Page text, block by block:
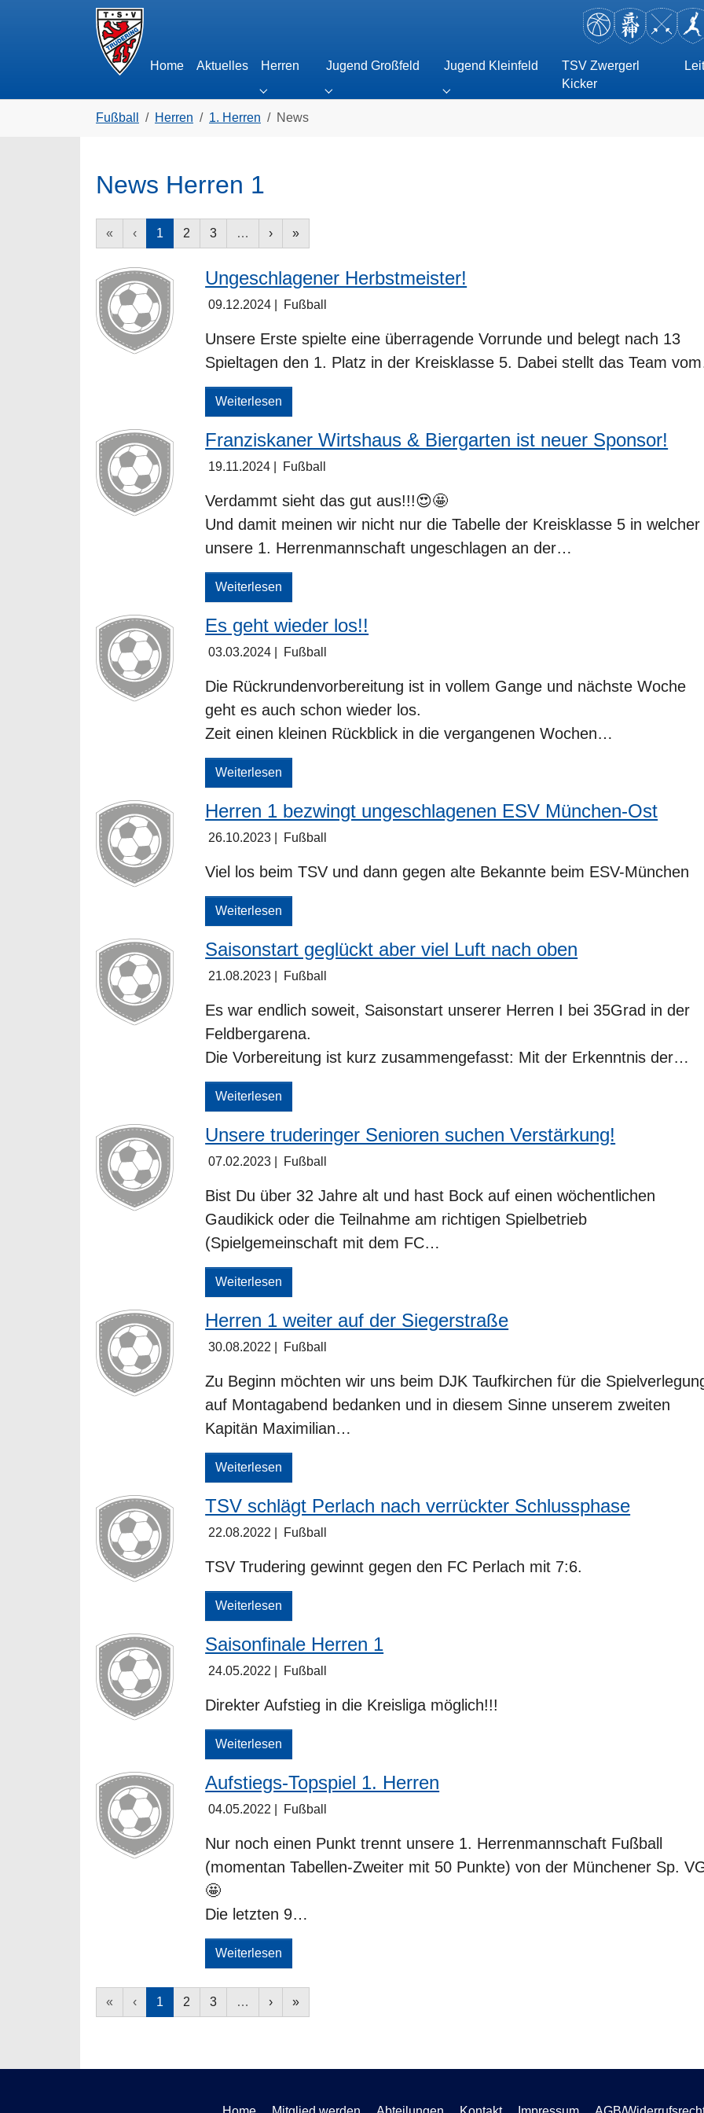
Skip to main navigation
Zum Hauptinhalt springen
Skip to page footer
Home Aktuelles Herren
Submenu for "Herren"
Jugend Großfeld
Submenu for "Jugend Großfeld"
Jugend Kleinfeld
Submenu for "Jugend Kleinfeld"
TSV Zwergerl
Kicker
Fußball Herren 1. Herren News
News Herren 1
« ‹ 1 2 3 … › »
Ungeschlagener Herbstmeister!
09.12.2024 Fußball
Unsere Erste spielte eine überragende Vorrunde und belegt nach 13
Spieltagen den 1. Platz in der Kreisklasse 5. Dabei stellt das Team
Weiterlesen
Franziskaner Wirtshaus & Biergarten ist neuer Sponsor!
19.11.2024 Fußball
Verdammt sieht das gut aus!!!😍🤩
Und damit meinen wir nicht nur die Tabelle der Kreisklasse 5 in welcher
unsere 1. Herrenmannschaft ungeschlagen an der…
Weiterlesen
Es geht wieder los!!
03.03.2024 Fußball
Die Rückrundenvorbereitung ist in vollem Gange und nächste Woche
geht es auch schon wieder los.
Zeit einen kleinen Rückblick in die vergangenen Wochen…
Weiterlesen
Herren 1 bezwingt ungeschlagenen ESV München-Ost
26.10.2023 Fußball
Viel los beim TSV und dann gegen alte Bekannte beim ESV-München
Weiterlesen
Saisonstart geglückt aber viel Luft nach oben
21.08.2023 Fußball
Es war endlich soweit, Saisonstart unserer Herren I bei 35Grad in der
Feldbergarena.
Die Vorbereitung ist kurz zusammengefasst: Mit der Erkenntnis der…
Weiterlesen
Unsere truderinger Senioren suchen Verstärkung!
07.02.2023 Fußball
Bist Du über 32 Jahre alt und hast Bock auf einen wöchentlichen
Gaudikick oder die Teilnahme am richtigen Spielbetrieb
(Spielgemeinschaft mit dem FC…
Weiterlesen
Herren 1 weiter auf der Siegerstraße
30.08.2022 Fußball
Zu Beginn möchten wir uns beim DJK Taufkirchen für die
auf Montagabend bedanken und in diesem Sinne unserem zweiten
Kapitän Maximilian…
Weiterlesen
TSV schlägt Perlach nach verrückter Schlussphase
22.08.2022 Fußball
TSV Trudering gewinnt gegen den FC Perlach mit 7:6.
Weiterlesen
Saisonfinale Herren 1
24.05.2022 Fußball
Direkter Aufstieg in die Kreisliga möglich!!!
Weiterlesen
Aufstiegs-Topspiel 1. Herren
04.05.2022 Fußball
Nur noch einen Punkt trennt unsere 1. Herrenmannschaft Fußball
(momentan Tabellen-Zweiter mit 50 Punkte) von der Münchener Sp.
🤩
Die letzten 9…
Weiterlesen
« ‹ 1 2 3 … › »